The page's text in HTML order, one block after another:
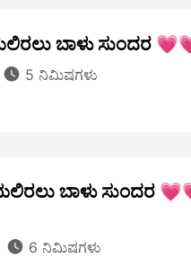
ಬಾಳು ಸುಂದರ
 5 ನಿಮಿಷಗಳು
ಬಾಳು ಸುಂದರ
 6 ನಿಮಿಷಗಳು